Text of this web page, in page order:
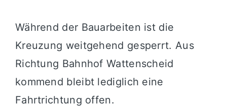
Während der Bauarbeiten ist die
Kreuzung weitgehend gesperrt. Aus
Richtung Bahnhof Wattenscheid
kommend bleibt lediglich eine
Fahrtrichtung offen.